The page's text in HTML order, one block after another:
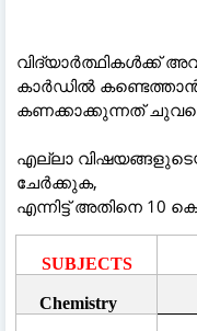
വിദ്യാർത്ഥികൾക്ക്
കാർഡിൽ കണ്ടെത്താൻ
കണക്കാക്കുന്നത്
എല്ലാ
ചേർക്കുക,
എന്നിട്ട് അതിനെ 10
SUBJECTS
Chemistry